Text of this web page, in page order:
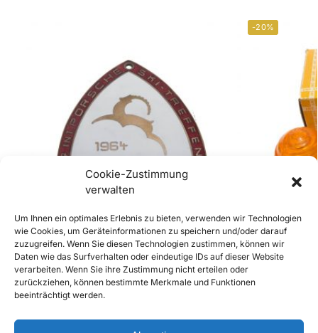
Cookie-Zustimmung
verwalten
Um Ihnen ein optimales Erlebnis zu bieten, verwenden wir Technologien
wie Cookies, um Geräteinformationen zu speichern und/oder darauf
zuzugreifen. Wenn Sie diesen Technologien zustimmen, können wir
Daten wie das Surfverhalten oder eindeutige IDs auf dieser Website
verarbeiten. Wenn Sie ihre Zustimmung nicht erteilen oder
zurückziehen, können bestimmte Merkmale und Funktionen
beeinträchtigt werden.
Out of stock
Grill Badge Zürs Arlberg Ski-Treffen 1964
€210,00 inkl. Mwst
Enthält 20% Mwst
-20%
356 B und C
Lieferzeit: